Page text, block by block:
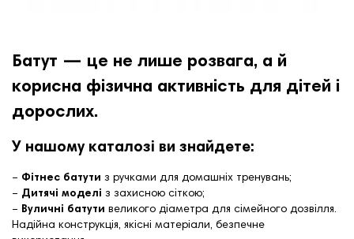
Батут — це не лише розвага, а й
корисна фізична активність для дітей і
дорослих.
У нашому каталозі ви знайдете:
– Фітнес батути з ручками для домашніх тренувань;
– Дитячі моделі з захисною сіткою;
– Вуличні батути великого діаметра для сімейного дозвілля.
Надійна конструкція, якісні матеріали, безпечне